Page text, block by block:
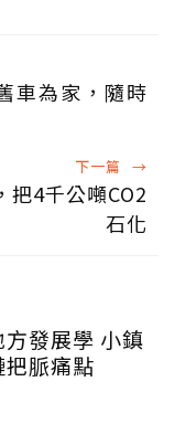
車為家，隨時
下一篇 →
把4千公噸CO2
石化
發展學 小鎮
脈痛點